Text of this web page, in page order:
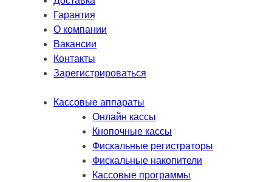
Гарантия
О компании
Вакансии
Контакты
Зарегистрироваться
Кассовые аппараты
Онлайн кассы
Кнопочные кассы
Фискальные регистраторы
Фискальные накопители
Кассовые программы